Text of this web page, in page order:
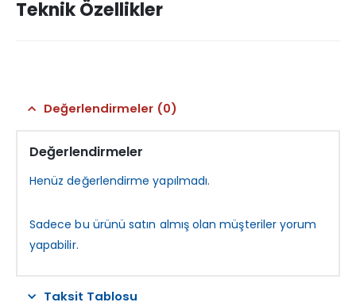
Teknik Özellikler
Değerlendirmeler (0)
Değerlendirmeler
Henüz değerlendirme yapılmadı.
Sadece bu ürünü satın almış olan müşteriler yorum
yapabilir.
Taksit Tablosu